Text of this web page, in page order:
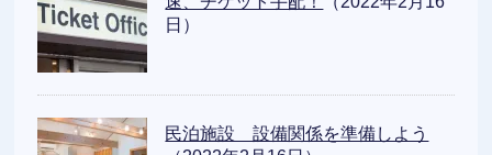
日）
民泊施設 設備関係を準備しよう